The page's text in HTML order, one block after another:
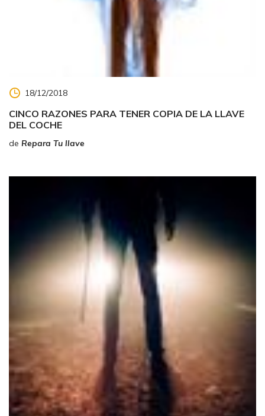
18/12/2018
CINCO RAZONES PARA TENER COPIA DE LA LLAVE
DEL COCHE
de Repara Tu llave